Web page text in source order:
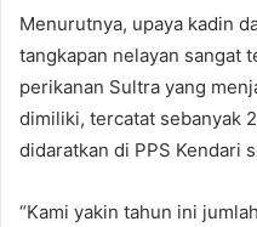
Menurutnya, upaya kadin
tangkapan nelayan sangat
perikanan Sultra yang
dimiliki, tercatat sebanyak
didaratkan di PPS Kendari
“Kami yakin tahun ini